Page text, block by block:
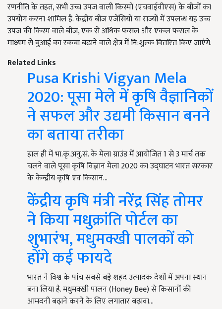
रणनीति के तहत, सभी उच्च उपज वाली किस्मों (एचवाईवीएस) के बीजों का
उपयोग करना शामिल है. केंद्रीय बीज एजेंसियों या राज्यों में उपलब्ध यह उच्च
उपज की किस्म वाले बीज, एक से अधिक फसल और एकल फसल के
माध्यम से बुआई का रकबा बढ़ाने वाले क्षेत्र में नि:शुल्क वितरित किए जाएंगे.
Related Links
Pusa Krishi Vigyan Mela
2020: पूसा मेले में कृषि वैज्ञानिकों
ने सफल और उद्यमी किसान बनने
का बताया तरीका
हाल ही में भा.कृ.अनु.सं. के मेला ग्राउंड में आयोजित 1 से 3 मार्च तक
चलने वाले पूसा कृषि विज्ञान मेला 2020 का उद्घाटन भारत सरकार
के केन्द्रीय कृषि एवं किसान…
केंद्रीय कृषि मंत्री नरेंद्र सिंह तोमर
ने किया मधुक्रांति पोर्टल का
शुभारंभ, मधुमक्खी पालकों को
होंगे कई फायदे
भारत ने विश्व के पांच सबसे बड़े शहद उत्पादक देशों में अपना स्थान
बना लिया है. मधुमक्खी पालन (Honey Bee) से किसानों की
आमदनी बढ़ाने करने के लिए लगातार बढ़ावा…